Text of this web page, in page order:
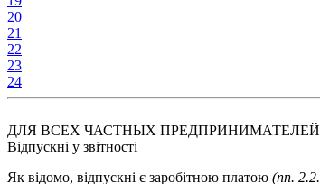
20
21
22
23
24
ДЛЯ ВСЕХ ЧАСТНЫХ ПРЕДПРИНИМАТЕЛЕЙ
Відпускні у звітності
Як відомо, відпускні є заробітною платою (пп.